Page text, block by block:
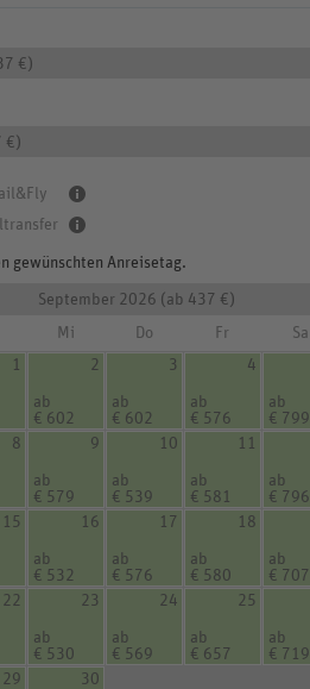
€)
€)
gewünschten Anreisetag.
September 2026 (ab 437 €)
Mi Do Fr Sa
1
2
ab
€ 602
3
ab
€ 602
4
ab
€ 576
ab
€ 799
8 9
ab
€ 579
10
ab
€ 539
11
ab
€ 581
ab
€ 796
15 16
ab
€ 532
17
ab
€ 576
18
ab
€ 580
ab
€ 707
22 23
ab
€ 530
24
ab
€ 569
25
ab
€ 657
ab
€ 719
29 30